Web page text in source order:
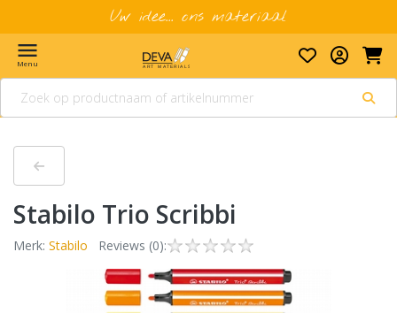
Uw idee... ons materiaal
menu
Menu
Stabilo Trio Scribbi
Merk: Stabilo Reviews (0):